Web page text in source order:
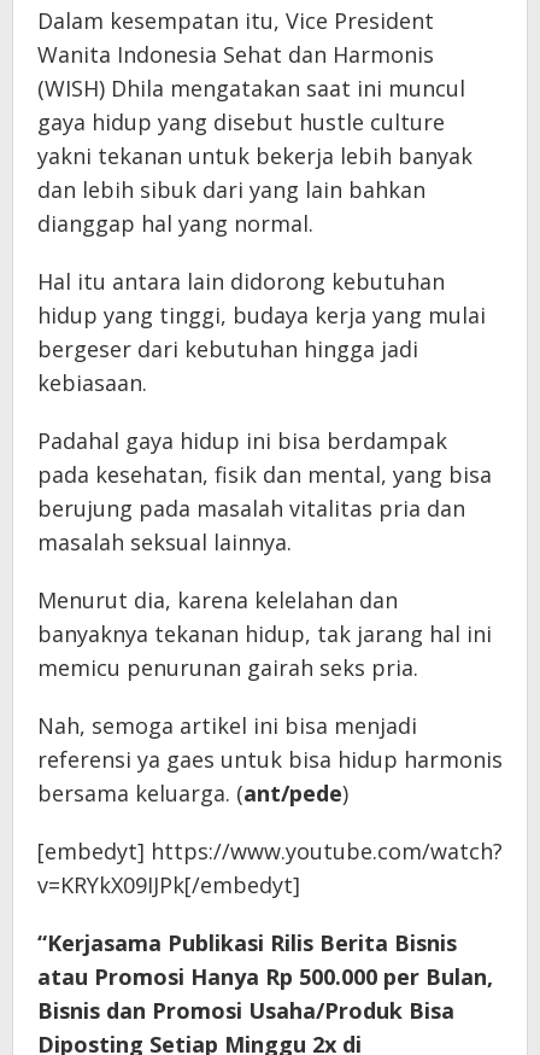
Dalam kesempatan itu, Vice President
Wanita Indonesia Sehat dan Harmonis
(WISH) Dhila mengatakan saat ini muncul
gaya hidup yang disebut hustle culture
yakni tekanan untuk bekerja lebih banyak
dan lebih sibuk dari yang lain bahkan
dianggap hal yang normal.
Hal itu antara lain didorong kebutuhan
hidup yang tinggi, budaya kerja yang mulai
bergeser dari kebutuhan hingga jadi
kebiasaan.
Padahal gaya hidup ini bisa berdampak
pada kesehatan, fisik dan mental, yang bisa
berujung pada masalah vitalitas pria dan
masalah seksual lainnya.
Menurut dia, karena kelelahan dan
banyaknya tekanan hidup, tak jarang hal ini
memicu penurunan gairah seks pria.
Nah, semoga artikel ini bisa menjadi
referensi ya gaes untuk bisa hidup harmonis
bersama keluarga. (ant/pede)
[embedyt] https://www.youtube.com/watch?
v=KRYkX09IJPk[/embedyt]
“Kerjasama Publikasi Rilis Berita Bisnis
atau Promosi Hanya Rp 500.000 per Bulan,
Bisnis dan Promosi Usaha/Produk Bisa
Diposting Setiap Minggu 2x di